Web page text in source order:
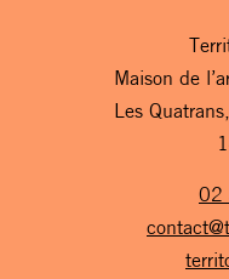
Maison de
Les
02